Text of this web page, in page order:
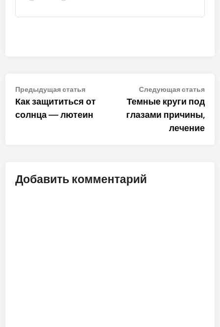
Навигация
по
записям
Предыдущая статьяПредыдущая
статья:
Как защититься от
солнца — лютеин
Следующая статья
Темные круги под
глазами причины,
лечение
Добавить комментарий